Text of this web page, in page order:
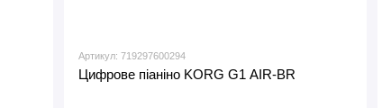
Артикул: 719297600294
Цифрове піаніно KORG G1 AIR-BR